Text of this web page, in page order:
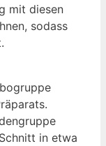
mit diesen
sodass
in etwa